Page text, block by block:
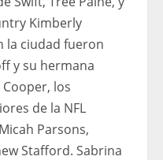
Kimberly
la ciudad fueron
y su hermana
los
de la NFL
Parsons,
Stafford. Sabrina